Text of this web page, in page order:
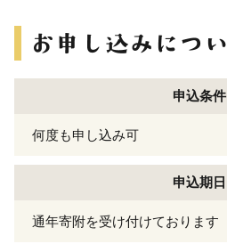
申込条件
何度も申し込み可
申込期日
通年寄附を受け付けております